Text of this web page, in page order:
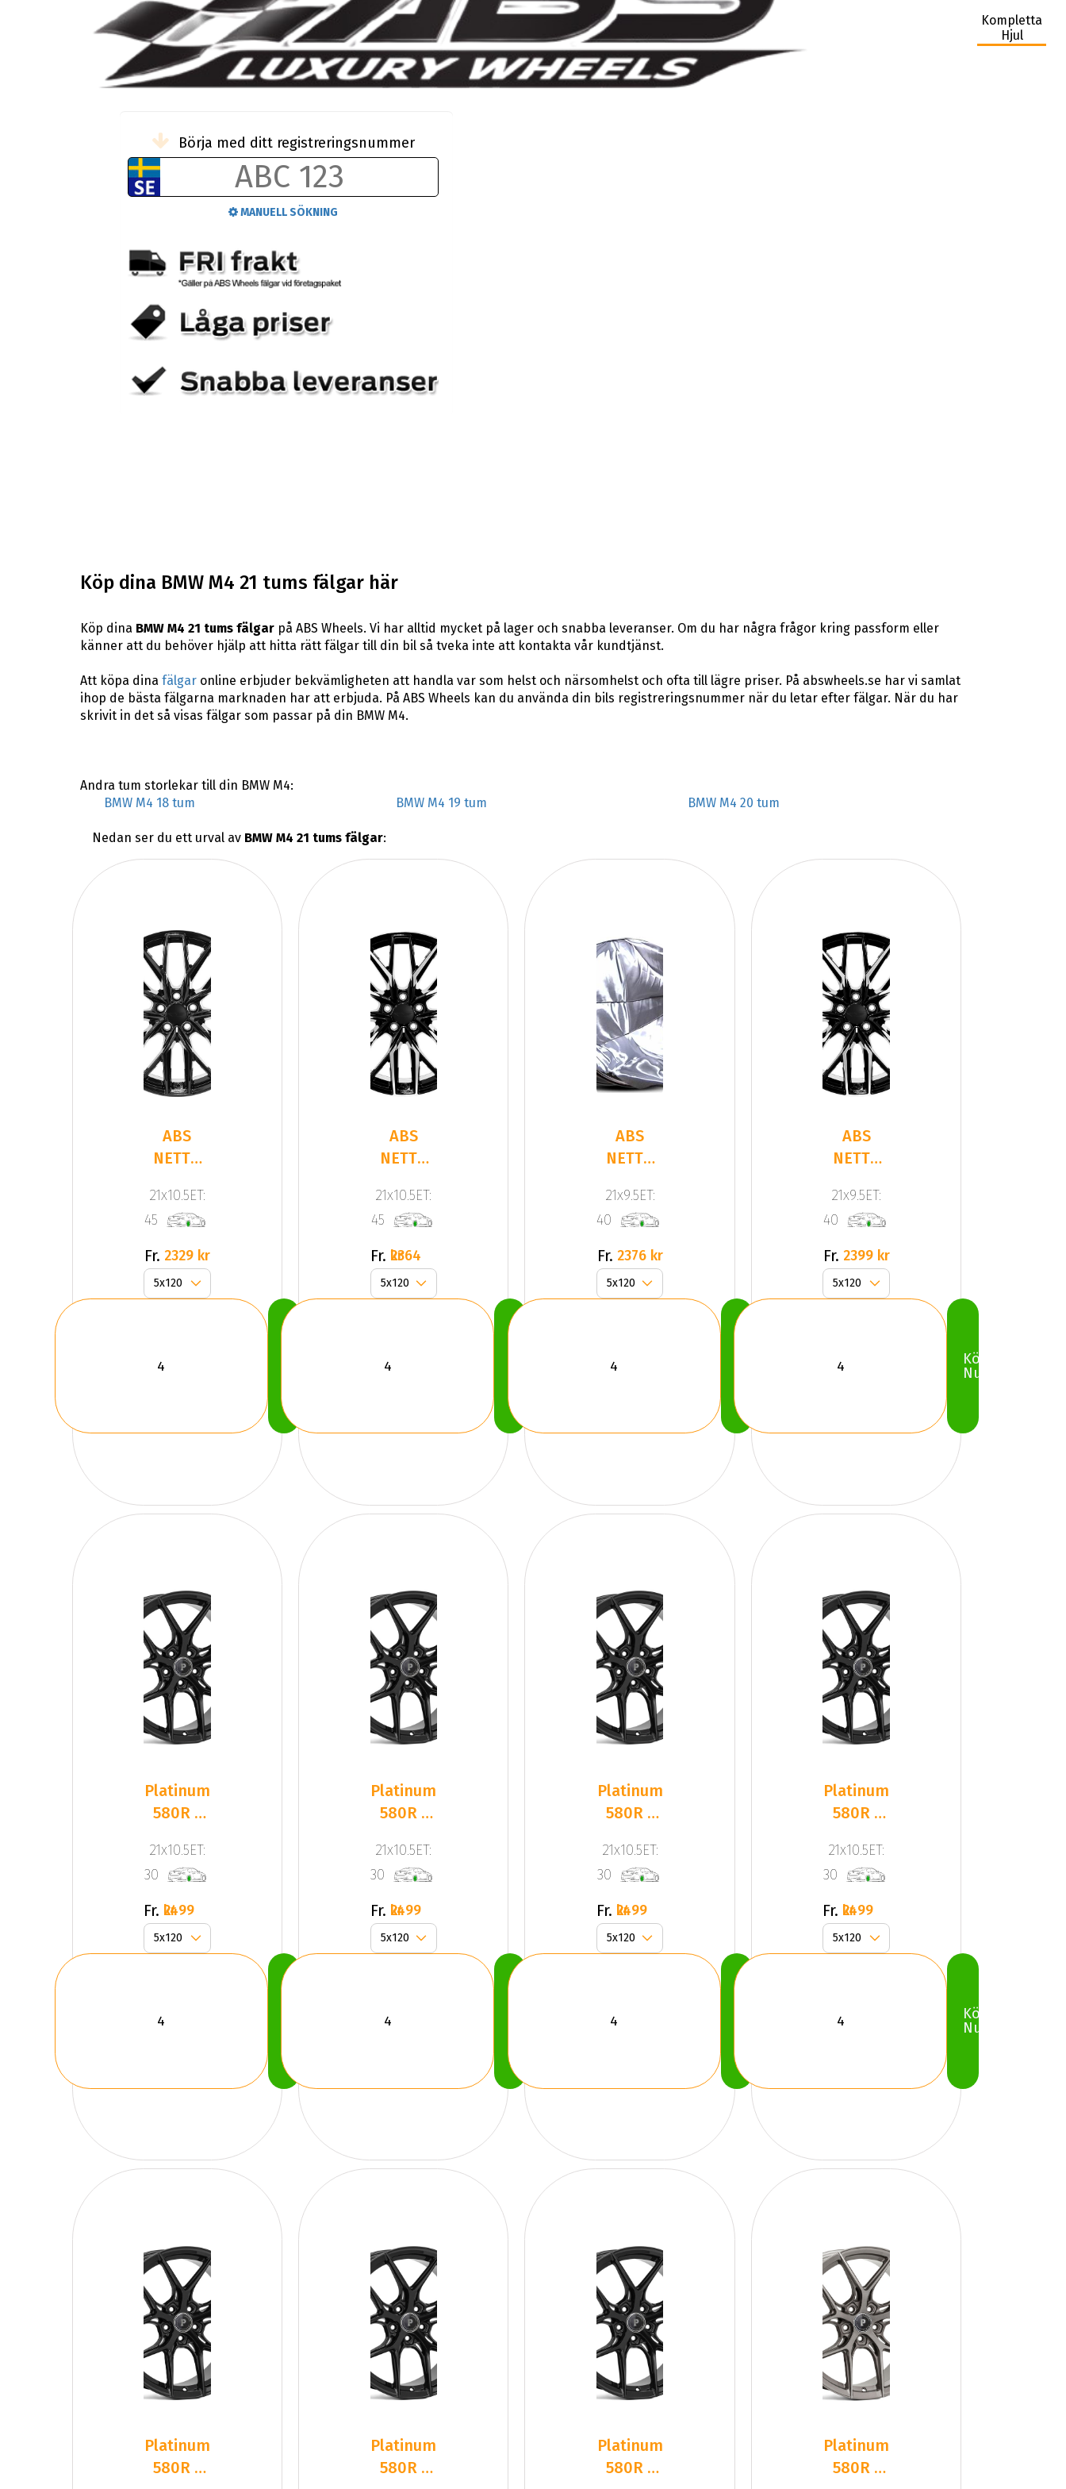
Kompletta
Hjul
Börja med ditt registreringsnummer
MANUELL SÖKNING
Köp dina BMW M4 21 tums fälgar här
Köp dina BMW M4 21 tums fälgarpå ABS Wheels. Vi har alltid mycket på lager och snabba leveranser. Om du har några frågor kring passform eller
känner att du behöver hjälp att hitta rätt fälgar till din bil så tveka inte att kontakta vår kundtjänst.
Att köpa dina fälgaronline erbjuder bekvämligheten att handla var som helst och närsomhelst och ofta till lägre priser. På abswheels.se har vi samlat
ihop de bästa fälgarna marknaden har att erbjuda. På ABS Wheels kan du använda din bils registreringsnummer när du letar efter fälgar. När du har
skrivit in det så visas fälgar som passar på din BMW M4.
Andra tum storlekar till din BMW M4:
BMW M4 18 tum
BMW M4 19 tum BMW M4 20 tum
Nedan ser du ett urval av BMW M4 21 tums fälgar:
ABS
NETTO
Gloss
Black
21x10.5ET:
45
Fr. 2329 kr
ABS
NETTO
Gloss
Black /
Polish
21x10.5ET:
45
Fr. 2364 kr
ABS
NETTO
GLOSS
BLACK
21x9.5ET:
40
Fr. 2376 kr
ABS
NETTO
Gloss
Black /
Polish
21x9.5ET:
40
Fr. 2399 kr
Köp
Nu
Platinum
580R -
Black
(SET)
21x10.5ET:
30
Fr. 2499 kr
Platinum
580R -
Black
(SET)
21x10.5ET:
30
Fr. 2499 kr
Platinum
580R -
Black
(SET)
21x10.5ET:
30
Fr. 2499 kr
Platinum
580R -
Black
(SET)
21x10.5ET:
30
Fr. 2499 kr
Köp
Nu
Platinum
580R -
Platinum
580R -
Platinum
580R -
Platinum
580R -